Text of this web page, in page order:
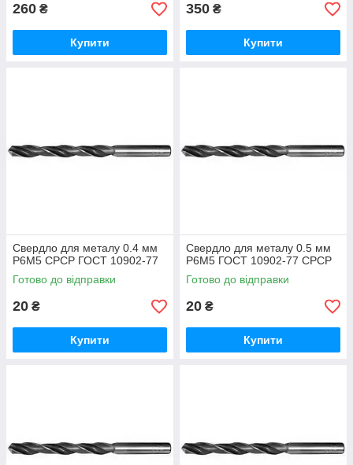
260 ₴
Купити
350 ₴
Купити
Свердло для металу 0.4 мм
Р6М5 СРСР ГОСТ 10902-77
Готово до відправки
20 ₴
Купити
Свердло для металу 0.5 мм
Р6М5 ГОСТ 10902-77 СРСР
Готово до відправки
20 ₴
Купити